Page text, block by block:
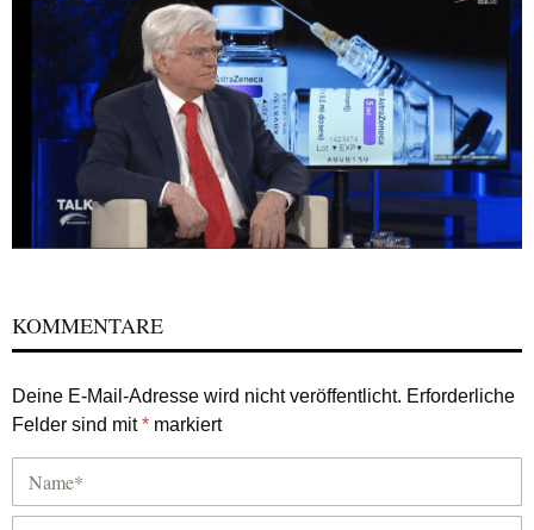
KOMMENTARE
Deine E-Mail-Adresse wird nicht veröffentlicht. Erforderliche
Felder sind mit* markiert